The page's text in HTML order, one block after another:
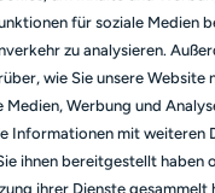
für soziale Medien
zu analysieren.
wie Sie unsere Website
Medien, Werbung und
Informationen mit weiteren
ihnen bereitgestellt haben
ihrer Dienste gesammelt